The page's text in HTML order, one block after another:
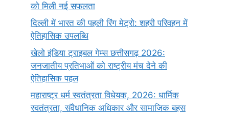
को मिली नई सफलता
दिल्ली में भारत की पहली रिंग मेट्रो: शहरी परिवहन में
ऐतिहासिक उपलब्धि
खेलो इंडिया ट्राइबल गेम्स छत्तीसगढ़ 2026:
जनजातीय प्रतिभाओं को राष्ट्रीय मंच देने की
ऐतिहासिक पहल
महाराष्ट्र धर्म स्वतंत्रता विधेयक, 2026: धार्मिक
स्वतंत्रता, संवैधानिक अधिकार और सामाजिक बहस